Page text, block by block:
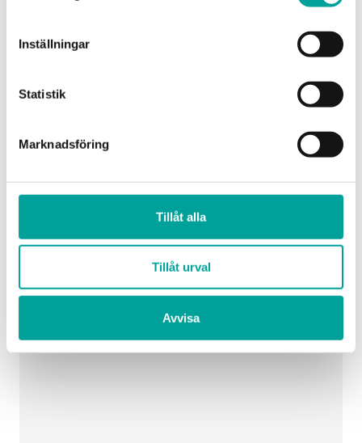
Inställningar
Statistik
Marknadsföring
Tillåt alla
Tillåt urval
Avvisa